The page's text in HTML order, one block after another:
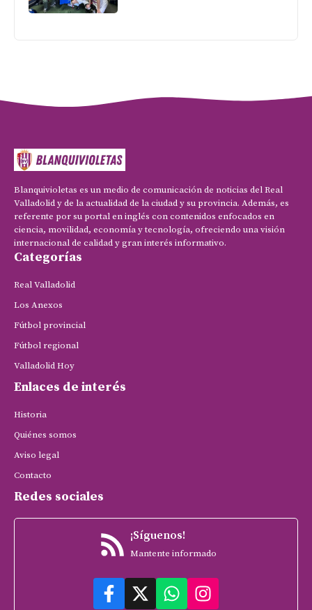
Blanquivioletas es un medio de comunicación de noticias del Real
Valladolid y de la actualidad de la ciudad y su provincia. Además, es
referente por su portal en inglés con contenidos enfocados en
ciencia, movilidad, economía y tecnología, ofreciendo una visión
internacional de calidad y gran interés informativo.
Categorías
Real Valladolid
Los Anexos
Fútbol provincial
Fútbol regional
Valladolid Hoy
Enlaces de interés
Historia
Quiénes somos
Aviso legal
Contacto
Redes sociales
¡Síguenos!
Mantente informado